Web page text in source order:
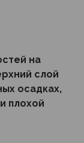
на
слой
осадках,
плохой